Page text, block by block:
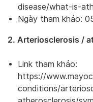
disease/what-is-
Ngày tham khảo:
2. Arteriosclerosis /
Link tham khảo:
https://
conditions/